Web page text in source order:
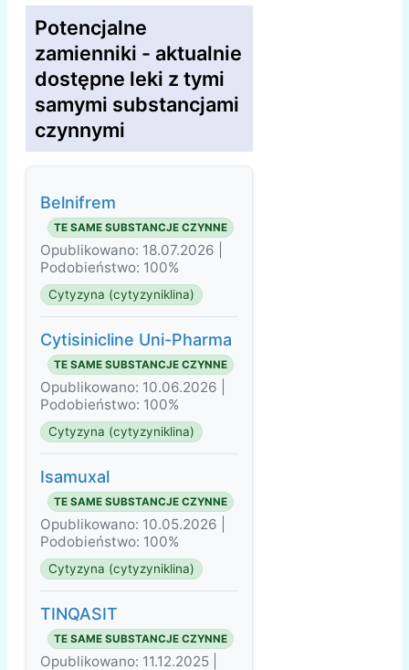
Potencjalne
zamienniki - aktualnie
dostępne leki z tymi
samymi substancjami
czynnymi
Belnifrem
TE SAME SUBSTANCJE CZYNNE
Opublikowano: 18.07.2026 |
Podobieństwo: 100%
Cytyzyna (cytyzyniklina)
Cytisinicline Uni-Pharma
TE SAME SUBSTANCJE CZYNNE
Opublikowano: 10.06.2026 |
Podobieństwo: 100%
Cytyzyna (cytyzyniklina)
Isamuxal
TE SAME SUBSTANCJE CZYNNE
Opublikowano: 10.05.2026 |
Podobieństwo: 100%
Cytyzyna (cytyzyniklina)
TINQASIT
TE SAME SUBSTANCJE CZYNNE
Opublikowano: 11.12.2025 |